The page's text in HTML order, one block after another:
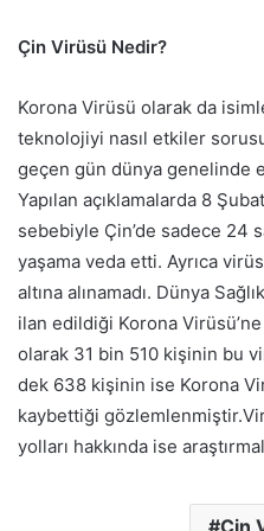
Çin Virüsü Nedir?
Korona Virüsü olarak da
teknolojiyi nasıl etkiler
geçen gün dünya genelinde
Yapılan açıklamalarda 8
sebebiyle Çin’de sadece 24
yaşama veda etti. Ayrıca
altına alınamadı. Dünya
ilan edildiği Korona
olarak 31 bin 510 kişinin bu
dek 638 kişinin ise Korona
kaybettiği
yolları hakkında ise